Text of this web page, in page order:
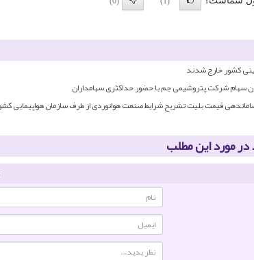
سهام شرکت پتروشیمی جم با حضور حداکثری سهامداران
قیمت بلیت تشریح شرایط صنعت هوانوردی از طرف سازمان هواپیمایی
در مورد این مطلب